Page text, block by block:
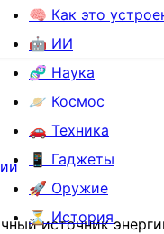
🧠 Как это
🤖 ИИ
🧬 Наука
🪐 Космос
🚗 Техника
📱 Гаджеты
🚀 Оружие
⏳ История
источник